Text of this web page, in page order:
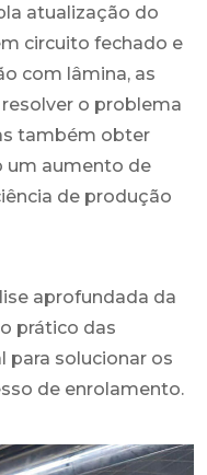
atualização do
circuito fechado e
com lâmina, as
o problema
também obter
um aumento de
de produção
aprofundada da
prático das
para solucionar os
de enrolamento.